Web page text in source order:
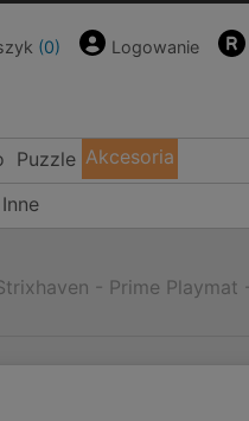
(0) Logowanie
Puzzle Akcesoria
Inne
- Prime Playmat